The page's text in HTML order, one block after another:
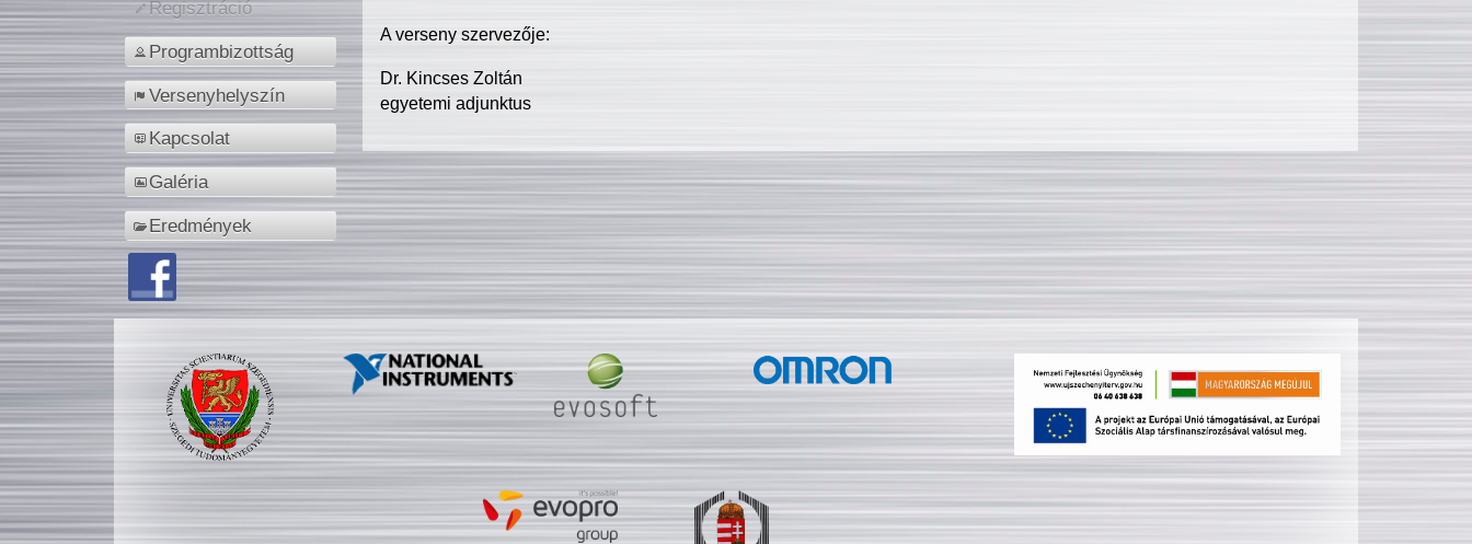
Regisztráció
Programbizottság
Versenyhelyszín
Kapcsolat
Galéria
Eredmények
A verseny szervezője:
Dr. Kincses Zoltán
egyetemi adjunktus